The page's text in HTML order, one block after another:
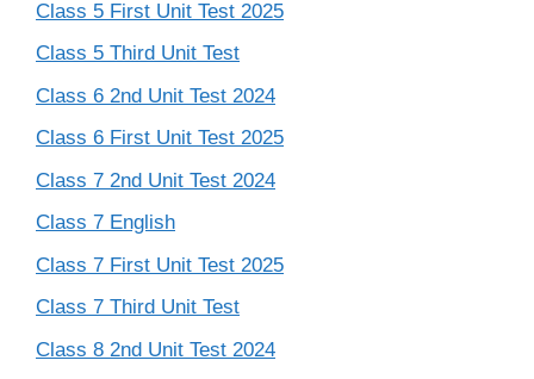
Class 5 First Unit Test 2025
Class 5 Third Unit Test
Class 6 2nd Unit Test 2024
Class 6 First Unit Test 2025
Class 7 2nd Unit Test 2024
Class 7 English
Class 7 First Unit Test 2025
Class 7 Third Unit Test
Class 8 2nd Unit Test 2024